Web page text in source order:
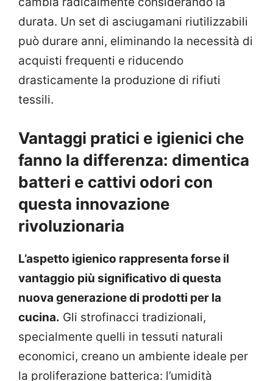
durata. Un set di asciugamani riutilizzabili
può durare anni, eliminando la necessità di
acquisti frequenti e riducendo
drasticamente la produzione di rifiuti
tessili.
Vantaggi pratici e igienici che
fanno la differenza: dimentica
batteri e cattivi odori con
questa innovazione
rivoluzionaria
L’aspetto igienico rappresenta forse il
vantaggio più significativo di questa
nuova generazione di prodotti per la
cucina. Gli strofinacci tradizionali,
specialmente quelli in tessuti naturali
economici, creano un ambiente ideale per
la proliferazione batterica: l’umidità